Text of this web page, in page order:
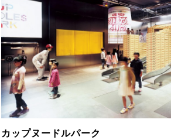
カップヌードルパーク